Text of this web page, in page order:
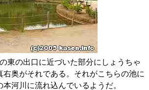
東の出口に近づいた部分にしょうちゃ
右奥がそれである。それがこちらの池に
河川に流れ込んでいるようだ。